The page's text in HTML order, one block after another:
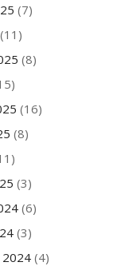
(7)
(11)
(8)
(16)
(8)
(3)
(6)
(3)
2024 (4)